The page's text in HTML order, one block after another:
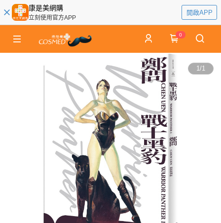
康是美網購
立刻使用官方APP
開啟APP
0
1/1